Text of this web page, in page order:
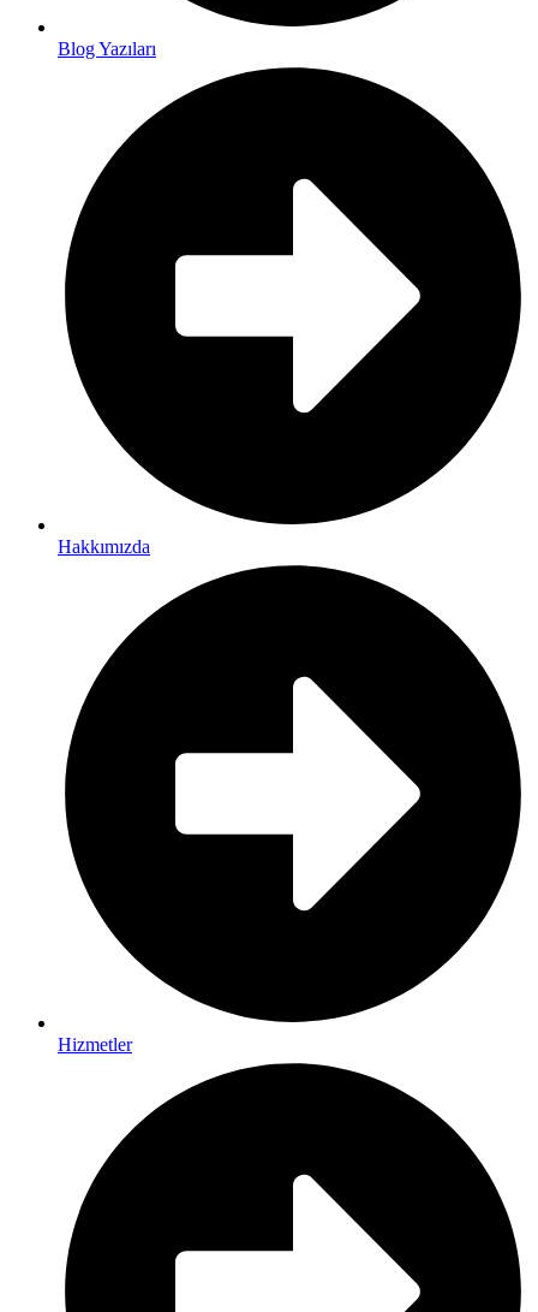
Blog Yazıları
Hakkımızda
Hizmetler